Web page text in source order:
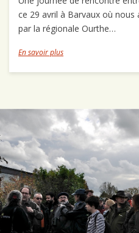
ce 29 avril à Barvaux où nous
par la régionale Ourthe…
En savoir plus